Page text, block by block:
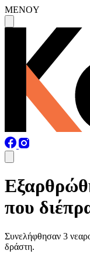
MENOY
που
Συνελήφθησαν 3
δράστη.